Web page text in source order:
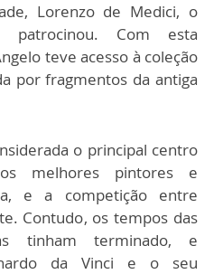
Lorenzo de Medici, o
patrocinou. Com esta
teve acesso à coleção
por fragmentos da antiga
o principal centro
melhores pintores e
e a competição entre
Contudo, os tempos das
tinham terminado, e
da Vinci e o seu